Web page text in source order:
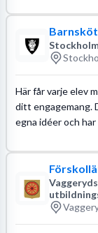
Här får varje elev
ditt engagemang.
egna idéer och